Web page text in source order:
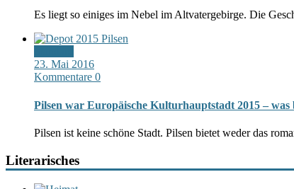
Es liegt so einiges im Nebel im Altvatergebirge. Die
23. Mai 2016
Kommentare 0
Pilsen war Europäische Kulturhauptstadt 2015 – was
Pilsen ist keine schöne Stadt. Pilsen bietet weder das
Literarisches